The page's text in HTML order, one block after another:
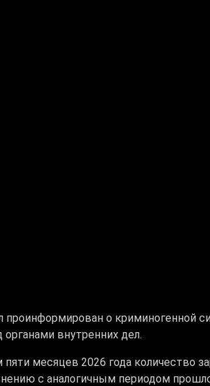
о криминогенной
внутренних дел.
пяти месяцев 2026 года количество
с аналогичным периодом